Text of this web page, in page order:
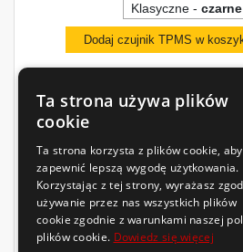
Klasyczne -
Dodaj czujnik TPMS w
444 zł/
Zobacz szczegóły
Ta strona używa plików
cookie
Ta strona korzysta z plików cookie, aby
zapewnić lepszą wygodę użytkowania.
Korzystając z tej strony, wyrażasz
używanie przez nas wszystkich plików
cookie zgodnie z warunkami naszej
plików cookie. Dowiedz się więcej